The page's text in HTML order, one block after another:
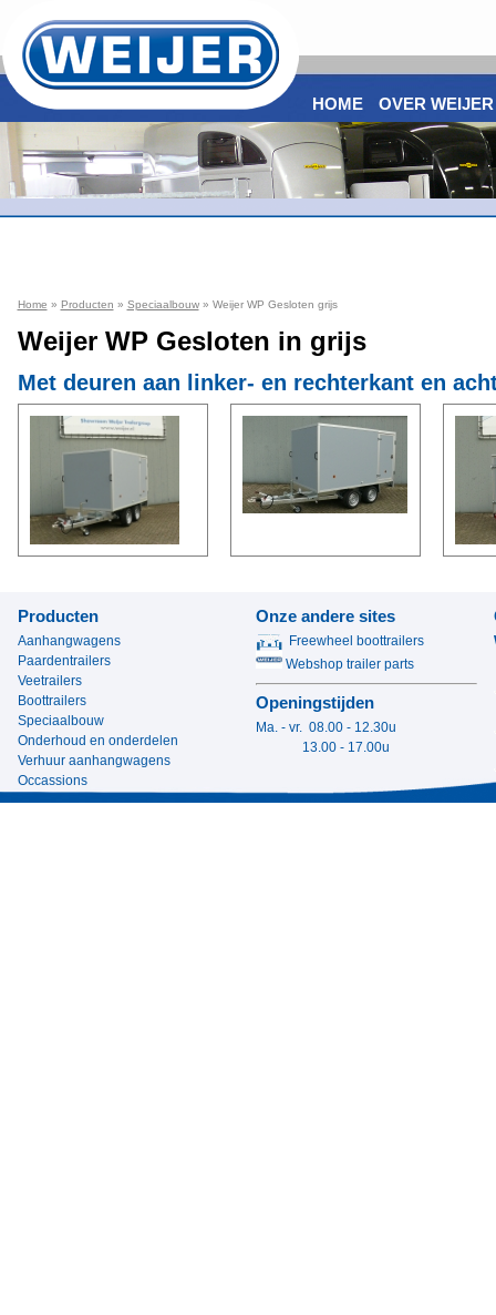
Home » Producten » Speciaalbouw» Weijer WP Gesloten grijs
Weijer WP Gesloten in grijs
Met deuren aan linker- en rechterkant en
Producten
Aanhangwagens
Paardentrailers
Veetrailers
Boottrailers
Speciaalbouw
Onderhoud en onderdelen
Verhuur aanhangwagens
Occassions
Onze andere sites
Freewheel boottrailers
Webshop trailer parts
Openingstijden
Ma. - vr. 08.00 - 12.30u
13.00 - 17.00u
HOME OVER WEIJER